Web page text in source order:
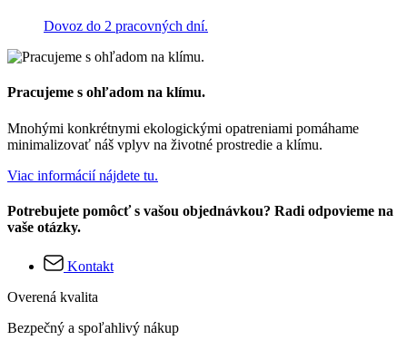
Dovoz do 2 pracovných dní.
Pracujeme s ohľadom na klímu.
Mnohými konkrétnymi ekologickými opatreniami pomáhame
minimalizovať náš vplyv na životné prostredie a klímu.
Viac informácií nájdete tu.
Potrebujete pomôcť s vašou objednávkou? Radi odpovieme na
vaše otázky.
Kontakt
Overená kvalita
Bezpečný a spoľahlivý nákup